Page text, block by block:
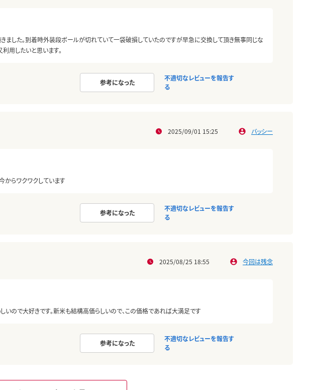
した。到着時外装段ボールが切れていて一袋破損していたのですが早急に交換して頂き無事同じな
利用したいと思います。
参考になった
不適切なレビューを報告す
る
2025/09/01 15:25 バッシー
からワクワクしています
参考になった
不適切なレビューを報告す
る
2025/08/25 18:55 今回は残念
ので大好きです。新米も結構高価らしいので、この価格であれば大満足です
参考になった
不適切なレビューを報告す
る